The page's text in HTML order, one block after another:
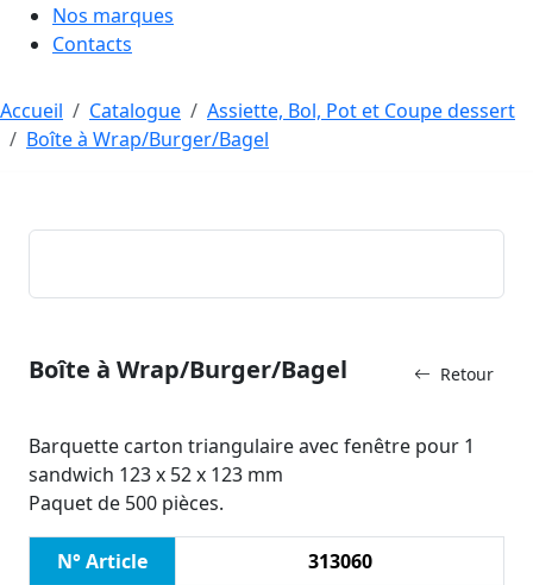
Nos marques
Contacts
Accueil Catalogue
Assiette, Bol, Pot et Coupe dessert
Boîte à Wrap/Burger/Bagel
Retour
Boîte à Wrap/Burger/Bagel
Barquette carton triangulaire avec fenêtre pour 1
sandwich 123 x 52 x 123 mm
Paquet de 500 pièces.
N° Article
313060